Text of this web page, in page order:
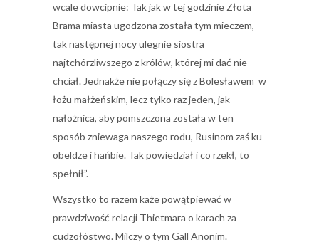
wcale dowcipnie: Tak jak w tej godzinie Złota
Brama miasta ugodzona została tym mieczem,
tak następnej nocy ulegnie siostra
najtchórzliwszego z królów, której mi dać nie
chciał. Jednakże nie połączy się z Bolesławem w
łożu małżeńskim, lecz tylko raz jeden, jak
nałożnica, aby pomszczona została w ten
sposób zniewaga naszego rodu, Rusinom zaś ku
obeldze i hańbie. Tak powiedział i co rzekł, to
spełnił”.
Wszystko to razem każe powątpiewać w
prawdziwość relacji Thietmara o karach za
cudzołóstwo. Milczy o tym Gall Anonim.